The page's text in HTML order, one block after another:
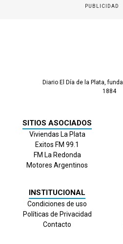
PUBLICIDAD
Diario El Día de la Plata,
1884
SITIOS ASOCIADOS
Viviendas La Plata
Exitos FM 99.1
FM La Redonda
Motores Argentinos
INSTITUCIONAL
Condiciones de uso
Políticas de Privacidad
Contacto